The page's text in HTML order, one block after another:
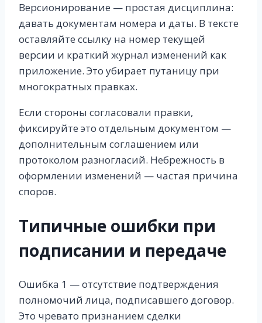
Версионирование — простая дисциплина:
давать документам номера и даты. В тексте
оставляйте ссылку на номер текущей
версии и краткий журнал изменений как
приложение. Это убирает путаницу при
многократных правках.
Если стороны согласовали правки,
фиксируйте это отдельным документом —
дополнительным соглашением или
протоколом разногласий. Небрежность в
оформлении изменений — частая причина
споров.
Типичные ошибки при
подписании и передаче
Ошибка 1 — отсутствие подтверждения
полномочий лица, подписавшего договор.
Это чревато признанием сделки